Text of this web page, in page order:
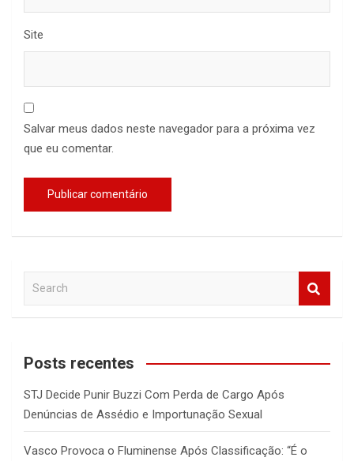
Site
Salvar meus dados neste navegador para a próxima vez
que eu comentar.
a
c
Posts recentes
STJ Decide Punir Buzzi Com Perda de Cargo Após
Denúncias de Assédio e Importunação Sexual
Vasco Provoca o Fluminense Após Classificação: “É o